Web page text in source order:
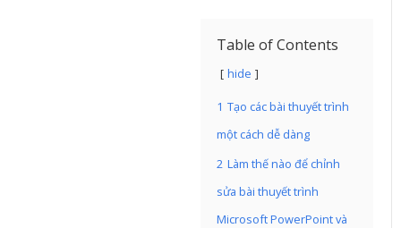
Table of Contents
hide
1 Tạo các bài thuyết trình
một cách dễ dàng
2 Làm thế nào để chỉnh
sửa bài thuyết trình
Microsoft PowerPoint và